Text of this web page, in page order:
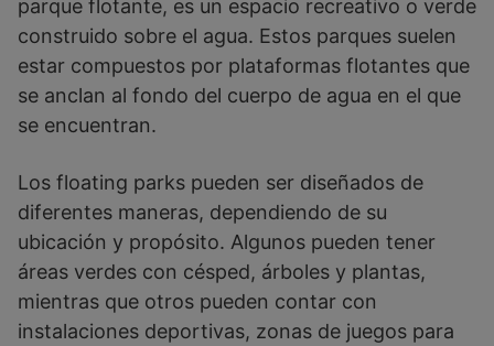
parque flotante, es un espacio recreativo o verde
construido sobre el agua. Estos parques suelen
estar compuestos por plataformas flotantes que
se anclan al fondo del cuerpo de agua en el que
se encuentran.
Los floating parks pueden ser diseñados de
diferentes maneras, dependiendo de su
ubicación y propósito. Algunos pueden tener
áreas verdes con césped, árboles y plantas,
mientras que otros pueden contar con
instalaciones deportivas, zonas de juegos para